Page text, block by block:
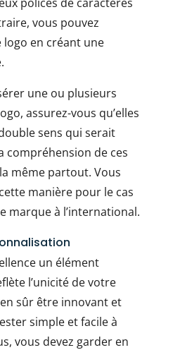
vous pouvez
en créant une
une ou plusieurs
assurez-vous qu’elles
sens qui serait
compréhension de ces
même partout. Vous
manière pour le cas
marque à l’international.
un élément
l’unicité de votre
sûr être innovant et
simple et facile à
vous devez garder en